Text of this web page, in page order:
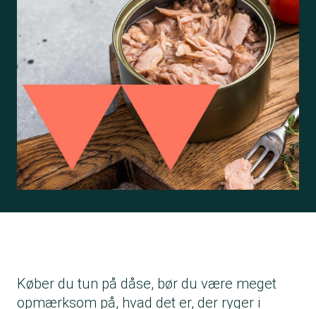
Køber du tun på dåse, bør du være meget
opmærksom på, hvad det er, der ryger i